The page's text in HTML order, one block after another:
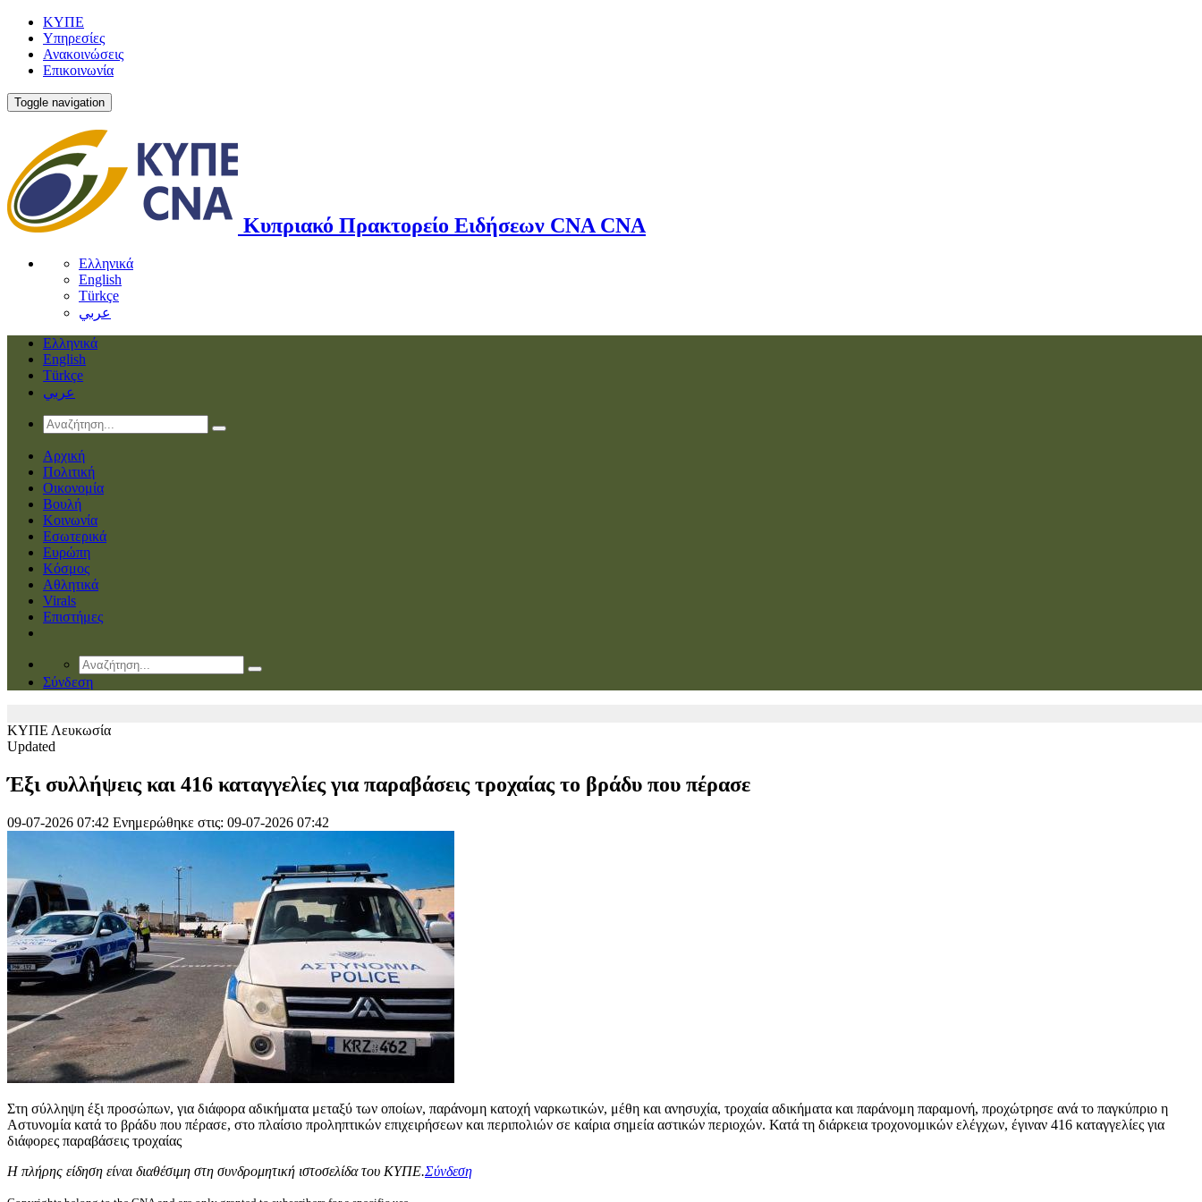
ΚΥΠΕ
Υπηρεσίες
Ανακοινώσεις
Επικοινωνία
Toggle navigation
Κυπριακό Πρακτορείο Ειδήσεων CNA CNA
Ελληνικά
English
Türkçe
عربي
Ελληνικά
English
Türkçe
عربي
Αρχική
Πολιτική
Οικονομία
Βουλή
Κοινωνία
Εσωτερικά
Ευρώπη
Κόσμος
Αθλητικά
Virals
Επιστήμες
Σύνδεση
ΚΥΠΕ Λευκωσία
Updated
Έξι συλλήψεις και 416 καταγγελίες για παραβάσεις τροχαίας το βράδυ που πέρασε
09-07-2026 07:42 Ενημερώθηκε στις: 09-07-2026 07:42
Στη σύλληψη έξι προσώπων, για διάφορα αδικήματα μεταξύ των οποίων, παράνομη κατοχή ναρκωτικών, μέθη και ανησυχία, τροχαία αδικήματα και παράνομη παραμονή, προχώτρησε ανά το παγκύπριο η
Αστυνομία κατά το βράδυ που πέρασε, στο πλαίσιο προληπτικών επιχειρήσεων και περιπολιών σε καίρια σημεία αστικών περιοχών. Κατά τη διάρκεια τροχονομικών ελέγχων, έγιναν 416 καταγγελίες για
διάφορες παραβάσεις τροχαίας
Η πλήρης είδηση είναι διαθέσιμη στη συνδρομητική ιστοσελίδα του ΚΥΠΕ.Σύνδεση